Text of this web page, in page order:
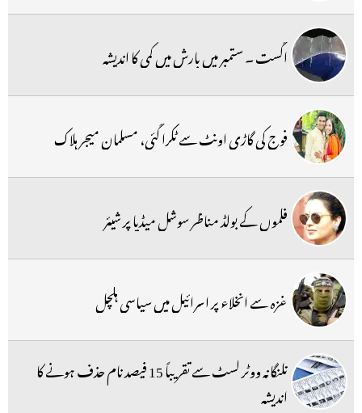
اگست ۔ ستمبر میں بارش میں کمی کا اندیشہ
فوج کی گاڑی اونٹ سے ٹکرا گئی، مسلمان میجر ہلاک
فلموں کے بولڈ مناظر سوشل میڈیا پر شیئر
غزہ سے انخلاء پر اسرائیل میں سیاسی ہلچل
تلنگانہ ووٹر لسٹ سے تقریباً 15 فیصد نام حذف ہونے کا
اندیشہ